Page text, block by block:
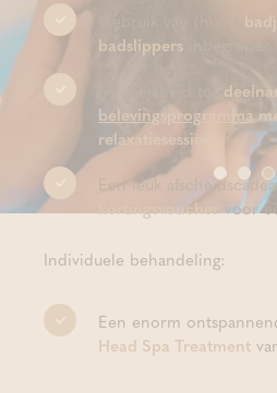
badslippers
belevingsprogramma
relaxatiesessies.
Een leuk
kortingsvouchervoor
Individuele behandeling:
Een enorm
Head Spa Treatment